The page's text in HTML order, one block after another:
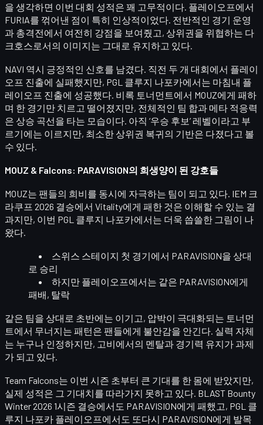
을 생각하면 이번 대회 성적은 꽤 고무적이다. 플레이오프에서
FURIA를 꺾어낸 점이 특히 인상적이었다. 전반적인 경기 운영
과 총격전에서 여전히 강점을 보여줬고, 상위권을 위협하는 다
크호스로서의 이미지는 그대로 유지하고 있다.
NAVI 역시 긍정적인 신호를 남겼다. 직전 두 개 대회에서 플레이
오프 진출에 실패했지만, PGL 클루지 나포카에서는 마침내 플
레이오프 진출에 성공했다. 비록 토너먼트에서 MOUZ에게 패하
며 한 경기만 치르고 떨어졌지만, 전체적인 팀 합과 메타 적응력
은 상승 곡선을 타는 모습이다. 아직 ‘우승 후보’ 레벨이라고 부
르기에는 이르지만, 최소한상위권 복귀의 기반은 다졌다고 볼
수 있다.
MOUZ & Falcons: PARAVISION의 희생양이 된 강호들
MOUZ는 팬들의 희비를 동시에 자극하는 팀이 되고 있다. IEM 크
라쿠프 2026 결승에서 Vitality에게 패한 것은 이해할 수 있는 결
과지만, 이번 PGL 클루지 나포카에서는 더욱 씁쓸한 그림이 나
왔다.
스위스 스테이지 첫 경기에서 PARAVISION을 상대
로 승리
하지만 플레이오프에서는 같은 PARAVISION에게
패배, 탈락
같은 팀을 상대로 초반에는 이기고, 압박이 극대화되는 토너먼
트에서 무너지는 패턴은 팬들에게 불안감을 안긴다. 실력 자체
는 누구나 인정하지만, 고비에서의 멘탈과 경기력 유지가 과제
가 되고 있다.
Team Falcons는 이번 시즌 초부터 큰 기대를 한 몸에 받았지만,
실제 성적은 그 기대치를 따라가지 못하고 있다. BLAST Bounty
Winter 2026 1시즌 결승에서도 PARAVISION에게 패했고, PGL 클
루지 나포카 플레이오프에서도 또다시 PARAVISION에게 발목